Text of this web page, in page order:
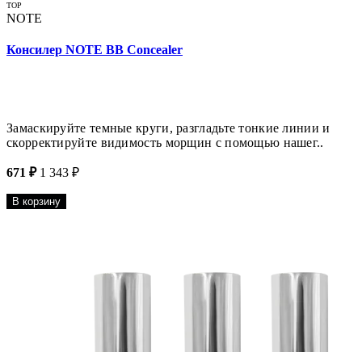
TOP
NOTE
Консилер NOTE BB Concealer
Замаскируйте темные круги, разгладьте тонкие линии и
скорректируйте видимость морщин с помощью нашег..
671 ₽ 1 343 ₽
В корзину